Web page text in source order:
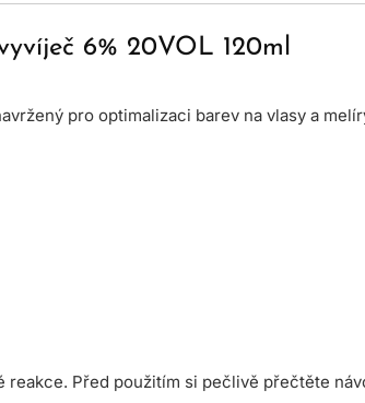
6% 20VOL 120ml
pro optimalizaci barev na vlasy a
reakce. Před použitím si pečlivě přečtěte